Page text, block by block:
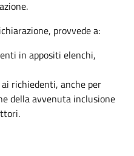
provvede a:
in appositi elenchi,
richiedenti, anche per
della avvenuta inclusione